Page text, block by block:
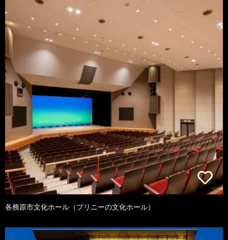
各務原市文化ホール（プリニーの文化ホール）